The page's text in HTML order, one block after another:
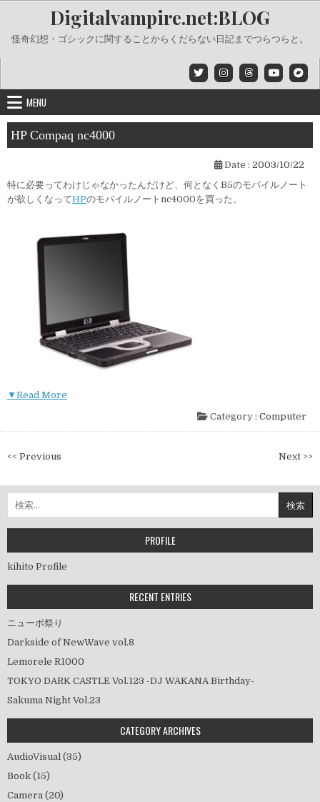
content
Digitalvampire.net:BLOG
怪奇幻想・ゴシックに関することからくだらない日記までつらつらと。
MENU
HP Compaq nc4000
Date : 2003/10/22
特に必要ってわけじゃなかったんだけど、何となくB5のモバイルノート
が欲しくなってHPのモバイルノートnc4000を買った。
▼Read More
Category : Computer
投
ナ
ビ
ゲ
シ
ョ
<< Previous Next >>
索:
PROFILE
kihito Profile
RECENT ENTRIES
ニューポ祭り
Darkside of NewWave vol.8
Lemorele R1000
TOKYO DARK CASTLE Vol.123 -DJ WAKANA Birthday-
Sakuma Night Vol.23
CATEGORY ARCHIVES
AudioVisual (35)
Book (15)
Camera (20)